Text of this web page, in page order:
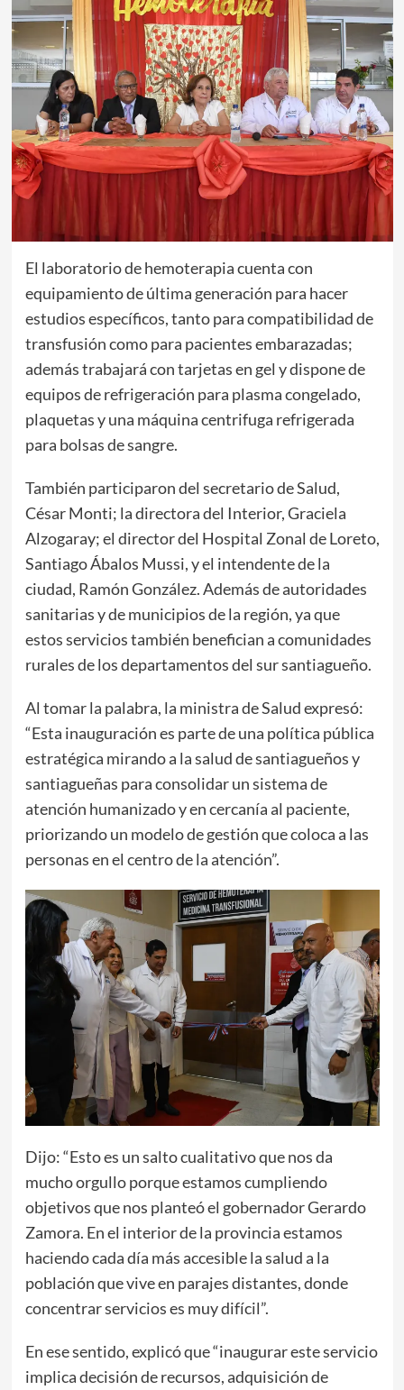
El laboratorio de hemoterapia cuenta con
equipamiento de última generación para hacer
estudios específicos, tanto para compatibilidad de
transfusión como para pacientes embarazadas;
además trabajará con tarjetas en gel y dispone de
equipos de refrigeración para plasma congelado,
plaquetas y una máquina centrifuga refrigerada
para bolsas de sangre.
También participaron del secretario de Salud,
César Monti; la directora del Interior, Graciela
Alzogaray; el director del Hospital Zonal de Loreto,
Santiago Ábalos Mussi, y el intendente de la
ciudad, Ramón González. Además de autoridades
sanitarias y de municipios de la región, ya que
estos servicios también benefician a comunidades
rurales de los departamentos del sur santiagueño.
Al tomar la palabra, la ministra de Salud expresó:
“Esta inauguración es parte de una política pública
estratégica mirando a la salud de santiagueños y
santiagueñas para consolidar un sistema de
atención humanizado y en cercanía al paciente,
priorizando un modelo de gestión que coloca a las
personas en el centro de la atención”.
Dijo: “Esto es un salto cualitativo que nos da
mucho orgullo porque estamos cumpliendo
objetivos que nos planteó el gobernador Gerardo
Zamora. En el interior de la provincia estamos
haciendo cada día más accesible la salud a la
población que vive en parajes distantes, donde
concentrar servicios es muy difícil”.
En ese sentido, explicó que “inaugurar este servicio
implica decisión de recursos, adquisición de